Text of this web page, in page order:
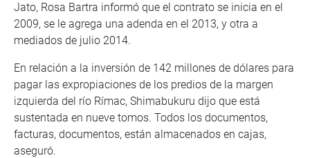
Jato, Rosa Bartra informó que el contrato se inicia en el
2009, se le agrega una adenda en el 2013, y otra a
mediados de julio 2014.
En relación a la inversión de 142 millones de dólares para
pagar las expropiaciones de los predios de la margen
izquierda del río Rímac, Shimabukuru dijo que está
sustentada en nueve tomos. Todos los documentos,
facturas, documentos, están almacenados en cajas,
aseguró.